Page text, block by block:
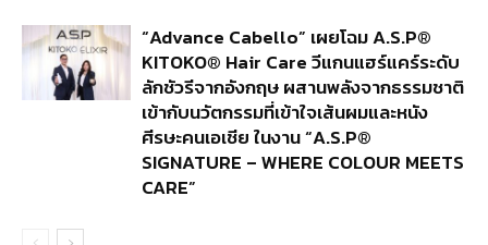
“Advance Cabello” เผยโฉม A.S.P®
KITOKO® Hair Care วีแกนแฮร์แคร์ระดับ
ลักชัวรีจากอังกฤษ ผสานพลังจากธรรมชาติ
เข้ากับนวัตกรรมที่เข้าใจเส้นผมและหนัง
ศีรษะคนเอเชีย ในงาน “A.S.P®
SIGNATURE – WHERE COLOUR MEETS
CARE”